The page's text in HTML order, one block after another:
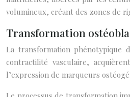
volumineux, créant des zones de
Transformation
La transformation phénotypique
contractilité vasculaire,
l’expression de marqueurs